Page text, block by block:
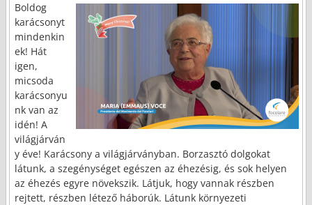
Boldog
karácsonyt
mindenkin
ek! Hát
igen,
micsoda
karácsonyu
nk van az
idén! A
világjárván
y éve! Karácsony a világjárványban. Borzasztó dolgokat
látunk, a szegénységet egészen az éhezésig, és sok helyen
az éhezés egyre növekszik. Látjuk, hogy vannak részben
rejtett, részben létező háborúk. Látunk környezeti